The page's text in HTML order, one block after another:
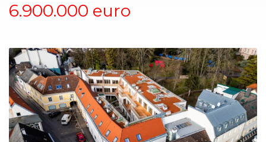
6.900.000 euro